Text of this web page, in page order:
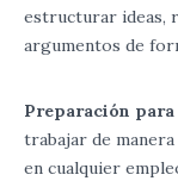
estructurar ideas,
argumentos de
Preparación
trabajar de
en cualquier